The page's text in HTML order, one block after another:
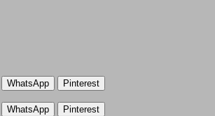
WhatsApp Pinterest
WhatsApp Pinterest